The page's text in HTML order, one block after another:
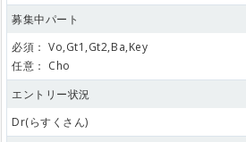
募集中パート
必須： Vo,Gt1,Gt2,Ba,Key
任意： Cho
エントリー状況
Dr(らすくさん)